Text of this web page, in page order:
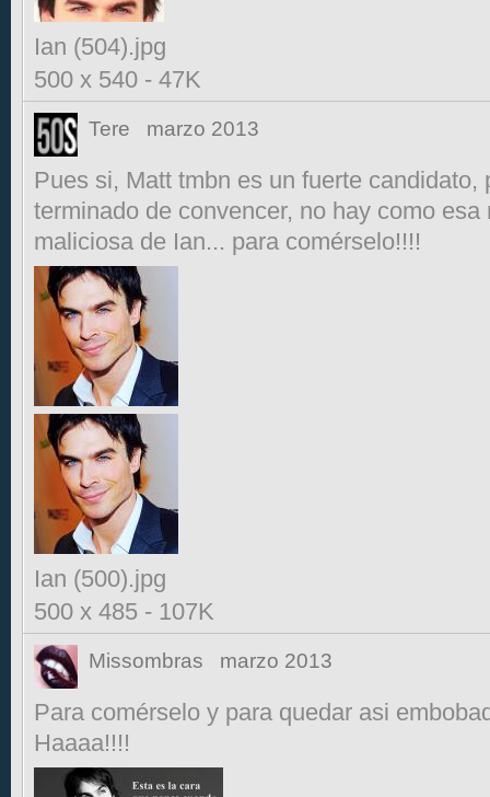
Ian (504).jpg
500 x 540 - 47K
Tere marzo 2013
Pues si, Matt tmbn es un fuerte candidato,
terminado de convencer, no hay como esa
maliciosa de Ian... para comérselo!!!!
Ian (500).jpg
500 x 485 - 107K
Missombras marzo 2013
Para comérselo y para quedar asi
Haaaa!!!!